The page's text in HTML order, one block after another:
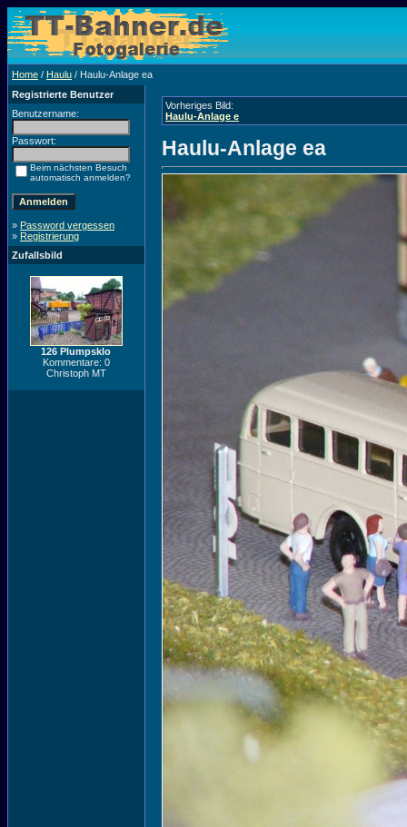
Home / Haulu / Haulu-Anlage ea
Registrierte Benutzer
Benutzername:
Passwort:
Beim nächsten Besuch
automatisch anmelden?
» Password vergessen
» Registrierung
Zufallsbild
126 Plumpsklo
Kommentare: 0
Christoph MT
Vorheriges Bild:
Haulu-Anlage e
Haulu-Anlage ea